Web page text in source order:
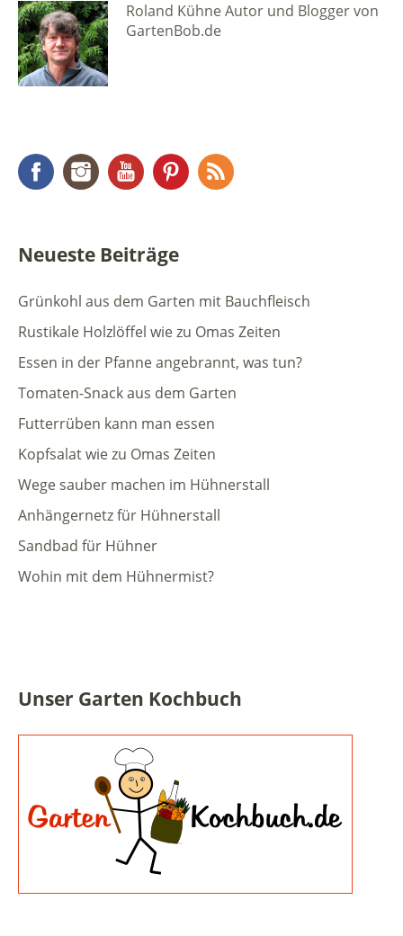
Roland Kühne Autor und Blogger von
GartenBob.de
FacebookInstagramYouTubePinterest
Neueste Beiträge
Grünkohl aus dem Garten mit Bauchfleisch
Rustikale Holzlöffel wie zu Omas Zeiten
Essen in der Pfanne angebrannt, was tun?
Tomaten-Snack aus dem Garten
Futterrüben kann man essen
Kopfsalat wie zu Omas Zeiten
Wege sauber machen im Hühnerstall
Anhängernetz für Hühnerstall
Sandbad für Hühner
Wohin mit dem Hühnermist?
Unser Garten Kochbuch